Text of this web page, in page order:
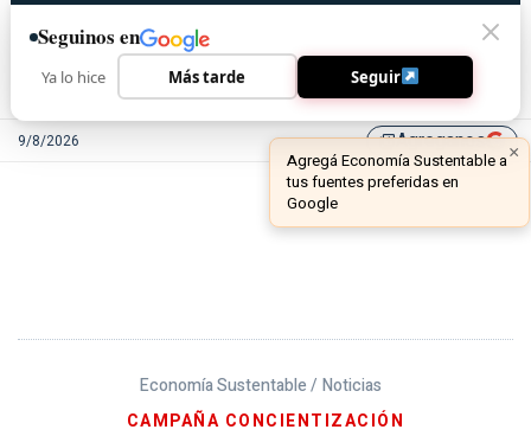
9/8/2026 library_addAgreganos
Economía Sustentable / Noticias
CAMPAÑA CONCIENTIZACIÓN
Seguinos en
Ya lo hice Más tarde Seguir